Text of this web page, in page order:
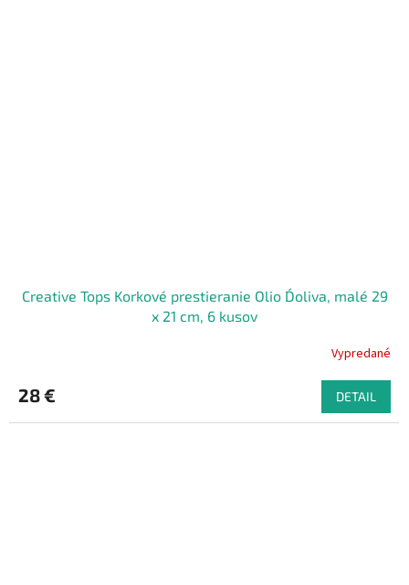
Creative Tops Korkové prestieranie Olio D´oliva, malé 29
x 21 cm, 6 kusov
Vypredané
28 € DETAIL